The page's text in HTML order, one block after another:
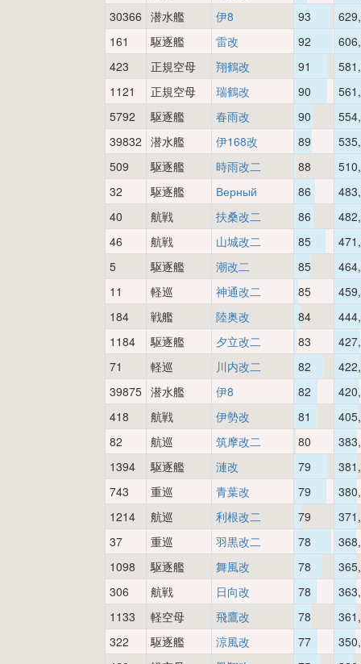
30366 潜水艦 伊8 93
161
駆逐艦 雷改 92
423
正規空母 翔鶴改 91
1121
正規空母 瑞鶴改 90
5792
駆逐艦 春雨改 90
39832 潜水艦 伊168改 89
509
駆逐艦 時雨改二 88
32
駆逐艦 Верный 86
40
航戦 扶桑改二 86
46
航戦 山城改二 85
5
駆逐艦 潮改二 85
11
軽巡 神通改二 85
184
戦艦 陸奥改 84
1184
駆逐艦 夕立改二 83
71
軽巡 川内改二 82
39875 潜水艦 伊8 82
418
航戦 伊勢改 81
82
航巡 筑摩改二 80
1394
駆逐艦 漣改 79
743
重巡 青葉改 79
1214
航巡 利根改二 79
37
重巡 羽黒改二 78
1098
駆逐艦 舞風改 78
306
航戦 日向改 78
1133
軽空母 飛鷹改 78
322
駆逐艦 涼風改 77